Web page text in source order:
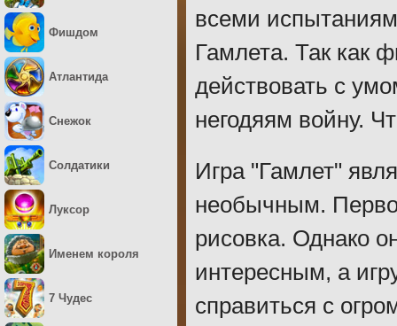
всеми
Гамлета. Так как
действовать с
негодяям войну.
Игра "Гамлет"
необычным.
рисовка. Однако
интересным, а
справиться с
Фишдом
Атлантида
Снежок
Солдатики
Луксор
Именем короля
7 Чудес